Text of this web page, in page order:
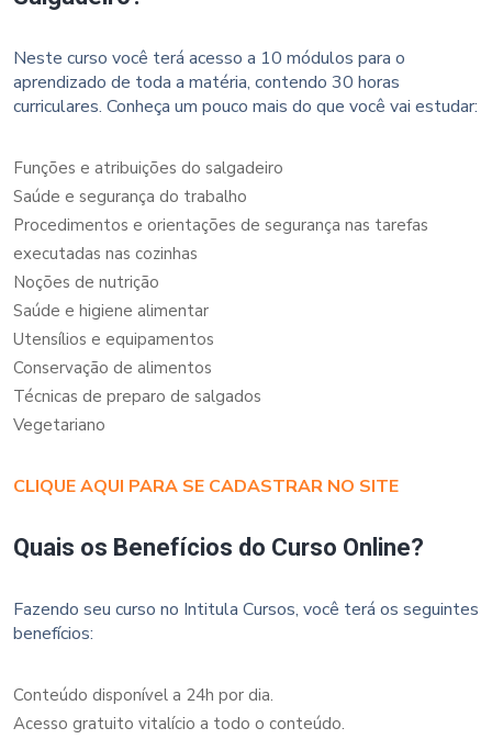
Neste curso você terá acesso a 10 módulos para o
aprendizado de toda a matéria, contendo 30 horas
curriculares. Conheça um pouco mais do que você vai estudar:
Funções e atribuições do salgadeiro
Saúde e segurança do trabalho
Procedimentos e orientações de segurança nas tarefas
executadas nas cozinhas
Noções de nutrição
Saúde e higiene alimentar
Utensílios e equipamentos
Conservação de alimentos
Técnicas de preparo de salgados
Vegetariano
CLIQUE AQUI PARA SE CADASTRAR NO SITE
Quais os Benefícios do Curso Online?
Fazendo seu curso no Intitula Cursos, você terá os seguintes
benefícios:
Conteúdo disponível a 24h por dia.
Acesso gratuito vitalício a todo o conteúdo.